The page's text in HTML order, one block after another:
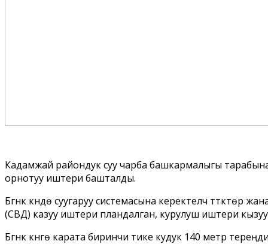
Кадамжай райондук суу чарба башкармалыгы
орнотуу иштери башталды.
Бүгүнкү күндө суугаруу системасына керектелүүчү
(СВД) казуу иштери пландалган, курулуш иштери кызуу
Бүгүнкү күнгө карата биринчи тике кудук 140 метр